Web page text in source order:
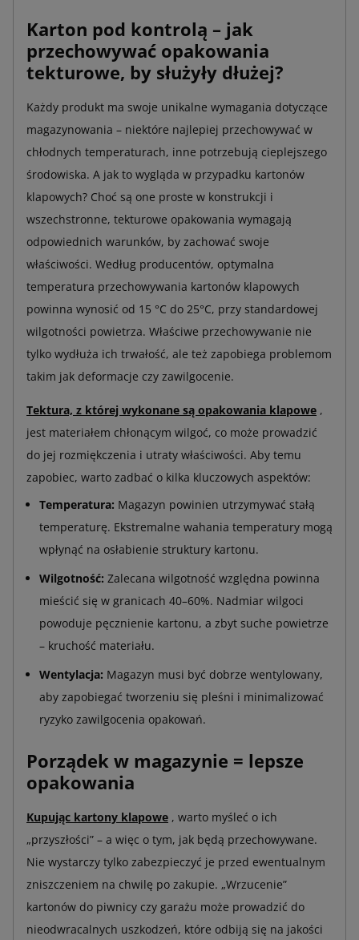
Karton pod kontrolą – jak
przechowywać opakowania
tekturowe, by służyły dłużej?
Każdy produkt ma swoje unikalne wymagania dotyczące
magazynowania – niektóre najlepiej przechowywać w
chłodnych temperaturach, inne potrzebują cieplejszego
środowiska. A jak to wygląda w przypadku kartonów
klapowych? Choć są one proste w konstrukcji i
wszechstronne, tekturowe opakowania wymagają
odpowiednich warunków, by zachować swoje
właściwości. Według producentów, optymalna
temperatura przechowywania kartonów klapowych
powinna wynosić od 15 °C do 25°C, przy standardowej
wilgotności powietrza. Właściwe przechowywanie nie
tylko wydłuża ich trwałość, ale też zapobiega problemom
takim jak deformacje czy zawilgocenie.
Tektura, z której wykonane są opakowania klapowe ,
jest materiałem chłonącym wilgoć, co może prowadzić
do jej rozmiękczenia i utraty właściwości. Aby temu
zapobiec, warto zadbać o kilka kluczowych aspektów:
Temperatura: Magazyn powinien utrzymywać stałą
temperaturę. Ekstremalne wahania temperatury mogą
wpłynąć na osłabienie struktury kartonu.
Wilgotność: Zalecana wilgotność względna powinna
mieścić się w granicach 40–60%. Nadmiar wilgoci
powoduje pęcznienie kartonu, a zbyt suche powietrze
– kruchość materiału.
Wentylacja: Magazyn musi być dobrze wentylowany,
aby zapobiegać tworzeniu się pleśni i minimalizować
ryzyko zawilgocenia opakowań.
Porządek w magazynie = lepsze
opakowania
Kupując kartony klapowe , warto myśleć o ich
„przyszłości” – a więc o tym, jak będą przechowywane.
Nie wystarczy tylko zabezpieczyć je przed ewentualnym
zniszczeniem na chwilę po zakupie. „Wrzucenie”
kartonów do piwnicy czy garażu może prowadzić do
nieodwracalnych uszkodzeń, które odbiją się na jakości